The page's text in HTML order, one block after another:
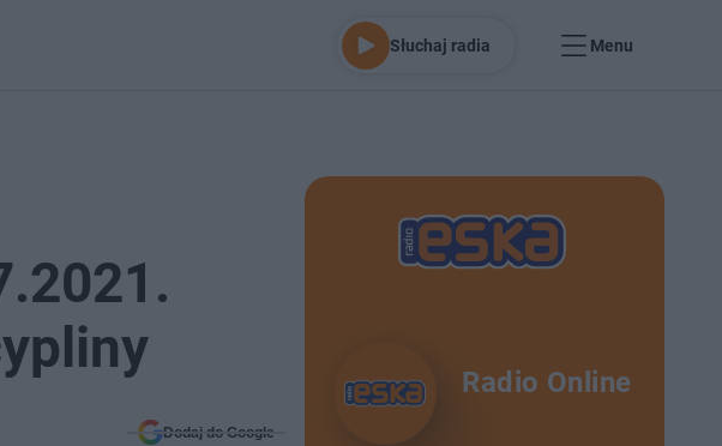
Słuchaj radia Menu
Dodaj do Google
Radio Online